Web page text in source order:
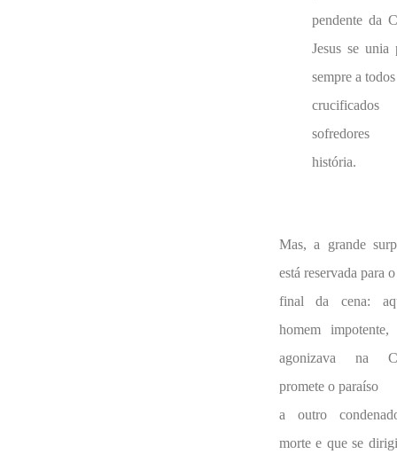
pendente da
Jesus se unia
sempre a
história.
Mas, a grande
está reservada para o
final da cena:
homem impotente,
agonizava na
promete o paraíso
a outro
morte e que se